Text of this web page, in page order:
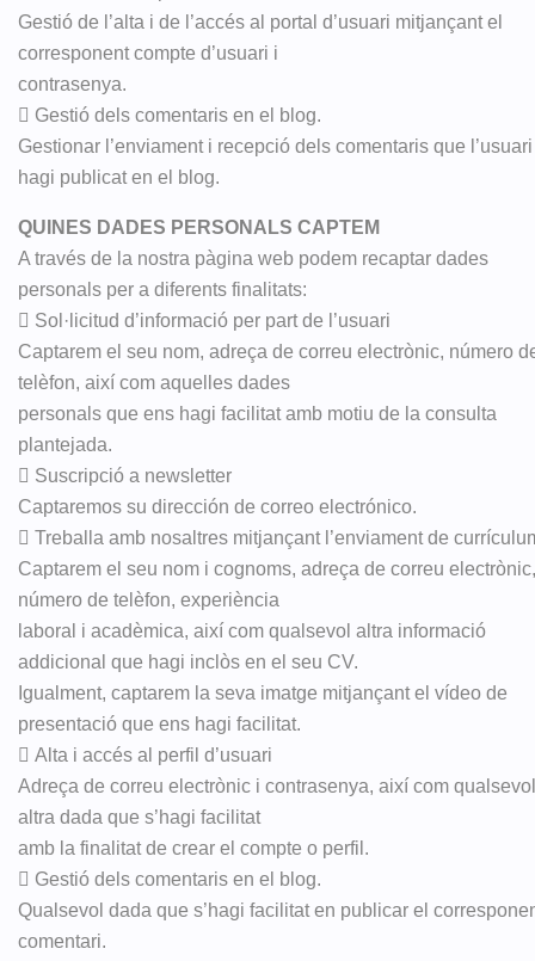
Gestió de l’alta i de l’accés al portal d’usuari mitjançant el
corresponent compte d’usuari i
contrasenya.
 Gestió dels comentaris en el blog.
Gestionar l’enviament i recepció dels comentaris que l’usuari
hagi publicat en el blog.
QUINES DADES PERSONALS CAPTEM
A través de la nostra pàgina web podem recaptar dades
personals per a diferents finalitats:
 Sol·licitud d’informació per part de l’usuari
Captarem el seu nom, adreça de correu electrònic, número
telèfon, així com aquelles dades
personals que ens hagi facilitat amb motiu de la consulta
plantejada.
 Suscripció a newsletter
Captaremos su dirección de correo electrónico.
 Treballa amb nosaltres mitjançant l’enviament de
Captarem el seu nom i cognoms, adreça de correu electrònic,
número de telèfon, experiència
laboral i acadèmica, així com qualsevol altra informació
addicional que hagi inclòs en el seu CV.
Igualment, captarem la seva imatge mitjançant el vídeo de
presentació que ens hagi facilitat.
 Alta i accés al perfil d’usuari
Adreça de correu electrònic i contrasenya, així com qualsevol
altra dada que s’hagi facilitat
amb la finalitat de crear el compte o perfil.
 Gestió dels comentaris en el blog.
Qualsevol dada que s’hagi facilitat en publicar el
comentari.